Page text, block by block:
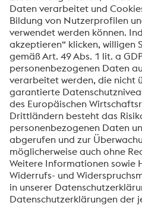
Konturnahe Kühlung –
Problemlöser ein
Über die High Performance
Die High Performance Metals
ist auf die Produktion und
Hochleistungswerkstoffen und
fokussiert. Die Division ist globaler
und einer der führenden Anbieter